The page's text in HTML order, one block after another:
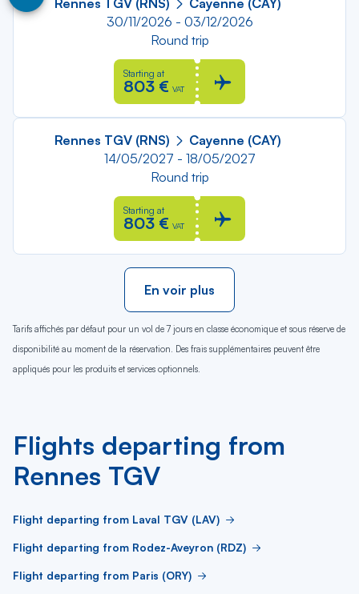
Rennes TGV (RNS)
Cayenne (CAY)
30/11/2026 - 03/12/2026
Round trip
Starting at
803 € VAT
Rennes TGV (RNS)
Cayenne (CAY)
14/05/2027 - 18/05/2027
Round trip
Starting at
803 € VAT
En voir plus
Tarifs affichés par défaut pour un vol de 7 jours en classe économique et sous réserve de
disponibilité au moment de la réservation. Des frais supplémentaires peuvent être
appliqués pour les produits et services optionnels.
Flights departing from
Rennes TGV
Flight departing from Laval TGV (LAV)
Flight departing from Rodez-Aveyron (RDZ)
Flight departing from Paris (ORY)